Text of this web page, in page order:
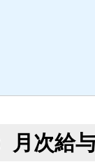
月次給